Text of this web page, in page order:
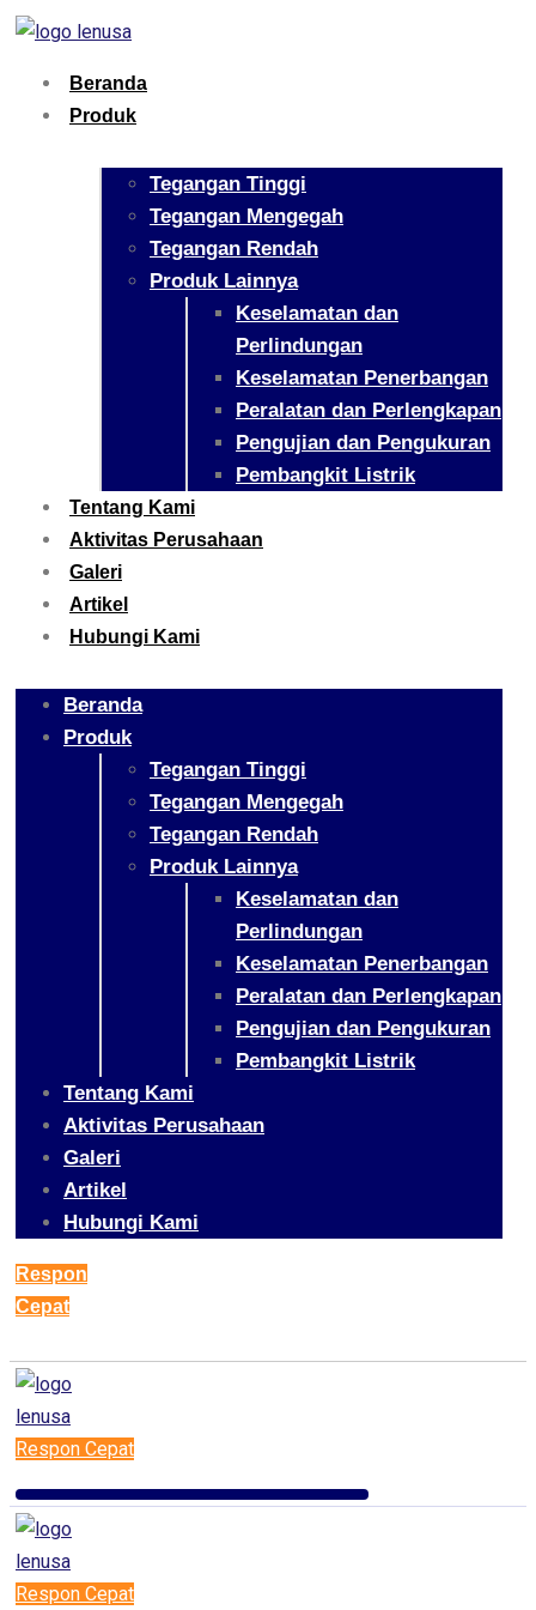
Beranda
Produk
Tegangan Tinggi
Tegangan Mengegah
Tegangan Rendah
Produk Lainnya
Keselamatan dan
Perlindungan
Keselamatan Penerbangan
Peralatan dan Perlengkapan
Pengujian dan Pengukuran
Pembangkit Listrik
Tentang Kami
Aktivitas Perusahaan
Galeri
Artikel
Hubungi Kami
Beranda
Produk
Tegangan Tinggi
Tegangan Mengegah
Tegangan Rendah
Produk Lainnya
Keselamatan dan
Perlindungan
Keselamatan Penerbangan
Peralatan dan Perlengkapan
Pengujian dan Pengukuran
Pembangkit Listrik
Tentang Kami
Aktivitas Perusahaan
Galeri
Artikel
Hubungi Kami
Respon
Cepat
Respon Cepat
Respon Cepat